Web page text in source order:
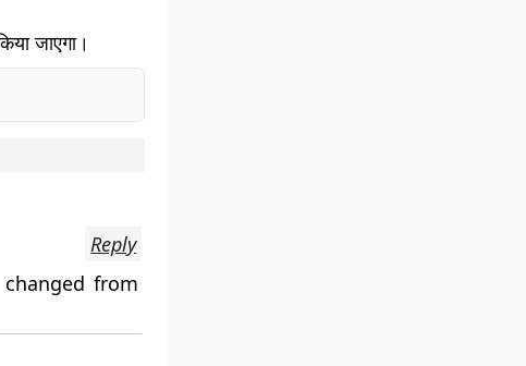
जाएगा।
from
Reply